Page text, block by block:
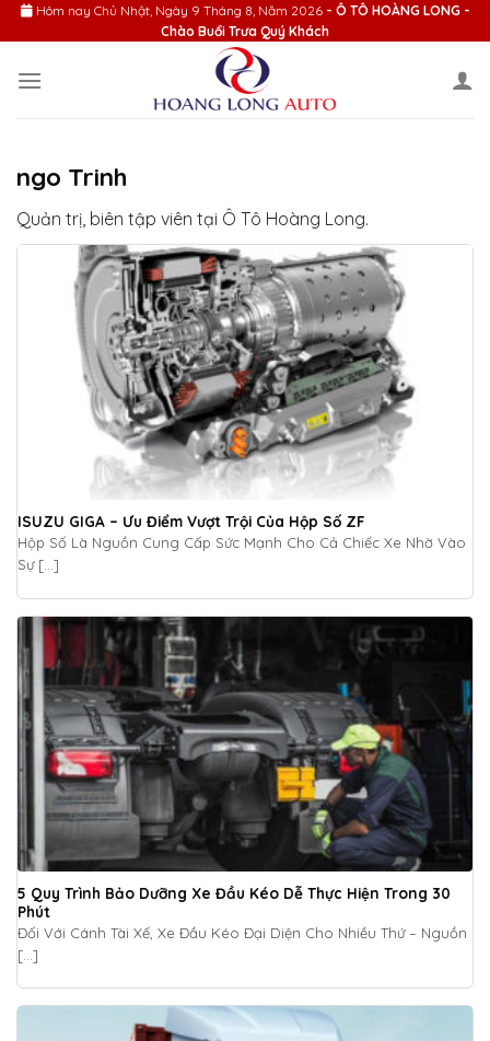
Skip
to
Hôm nay Chủ Nhật, Ngày 9 Tháng 8, Năm 2026 - Ô TÔ HOÀNG LONG -
Chào Buổi Trưa Quý Khách
ngo Trinh
Quản trị, biên tập viên tại Ô Tô Hoàng Long.
ISUZU GIGA – Ưu Điểm Vượt Trội Của Hộp Số ZF
Hộp Số Là Nguồn Cung Cấp Sức Mạnh Cho Cả Chiếc Xe Nhờ Vào
Sự [...]
5 Quy Trình Bảo Dưỡng Xe Đầu Kéo Dễ Thực Hiện Trong 30
Phút
Đối Với Cánh Tài Xế, Xe Đầu Kéo Đại Diện Cho Nhiều Thứ – Nguồn
[...]